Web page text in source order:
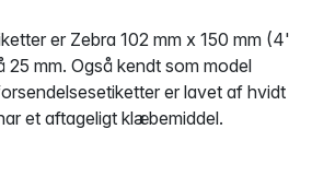
er Zebra 102 mm x 150 mm (4'
25 mm. Også kendt som model
er lavet af hvidt
et aftageligt klæbemiddel.